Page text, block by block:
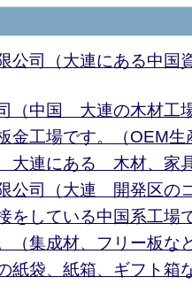
公司（大連にある中国
（中国 大連の木材工
金工場です。（OEM生
大連にある 木材、家
公司（大連 開発区の
をしている中国系工場
（集成材、フリー板な
紙袋、紙箱、ギフト箱